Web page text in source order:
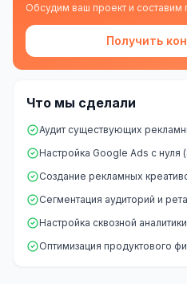
Видео для соцсетей
Корпоративные видео
Видео-инфографика
ВЕБ-АНАЛИТИКА
Яндекс.Метрика
Настройка систем
Обсудим ваш проект и составим
Получить
Что мы сделали
Аудит существующих
Настройка Google Ads с нуля
Создание рекламных
Сегментация аудиторий и
Настройка сквозной
Оптимизация продуктового